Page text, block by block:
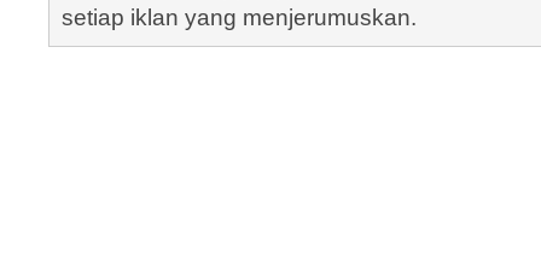
setiap iklan yang menjerumuskan.